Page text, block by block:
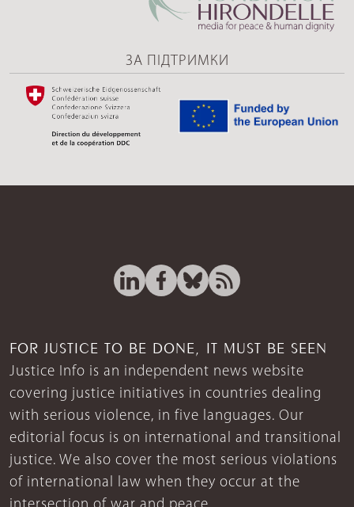
ЗА ПІДТРИМКИ
FOR JUSTICE TO BE DONE, IT MUST BE SEEN
Justice Info is an independent news website
covering justice initiatives in countries dealing
with serious violence, in five languages. Our
editorial focus is on international and transitional
justice. We also cover the most serious violations
of international law when they occur at the